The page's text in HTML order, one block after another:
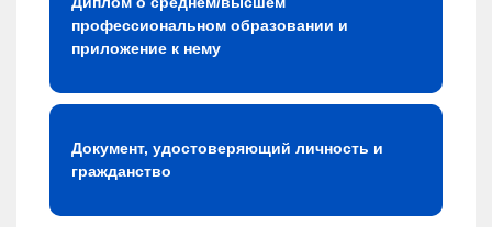
профессиональном образовании и
приложение к нему
Документ, удостоверяющий личность и
гражданство